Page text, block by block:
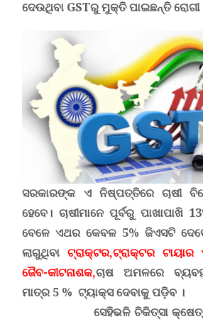
ଦେଉଥିବା GSTରୁ ମୁକ୍ତି ପାଇଛନ୍ତି ରୋଗୀ
ସରକାରଙ୍କ ଏ ନିଷ୍ପତ୍ତିରେ ଚାଷୀ
ହେବେ। ଚାଷୀମାନେ ପୂର୍ବରୁ ପାଖାପାଖି
ବେଳେ ଏଥର କେବଳ 5% ଜିଏସଟି
ଲାଗୁଥିବାଟ୍ରାକ୍ଟର,ଟ୍ରାକ୍ଟର ଟାୟାର
ଜୈବ-କୀଟନାଶକ,ଚାଷ
ଅମଳରେ
ମାତ୍ର 5 % ଟ୍ୟାକ୍ସ ଦେବାକୁ ପଡ଼ିବ ।
ସେହିଭଳି ଚିକିତ୍ସା